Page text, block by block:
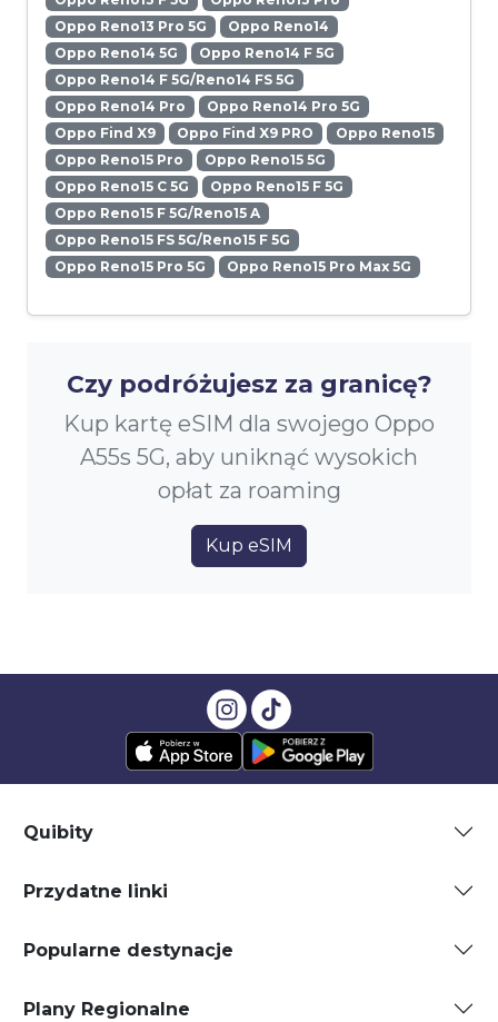
Oppo Reno13 Pro 5G
Oppo Reno14
Oppo Reno14 5G
Oppo Reno14 F 5G
Oppo Reno14 F 5G/Reno14 FS 5G
Oppo Reno14 Pro
Oppo Reno14 Pro 5G
Oppo Find X9
Oppo Find X9 PRO
Oppo Reno15
Oppo Reno15 Pro
Oppo Reno15 5G
Oppo Reno15 C 5G
Oppo Reno15 F 5G
Oppo Reno15 F 5G/Reno15 A
Oppo Reno15 FS 5G/Reno15 F 5G
Oppo Reno15 Pro 5G
Oppo Reno15 Pro Max 5G
Czy podróżujesz za granicę?
Kup kartę eSIM dla swojego Oppo
A55s 5G, aby uniknąć wysokich
opłat za roaming
Kup eSIM
Quibity
Przydatne linki
Popularne destynacje
Plany Regionalne